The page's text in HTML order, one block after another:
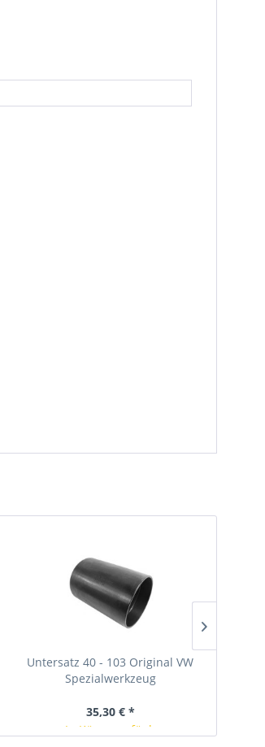
Untersatz 40 - 103 Original VW
Spezialwerkzeug
35,30 € *
In Kürze verfügbar